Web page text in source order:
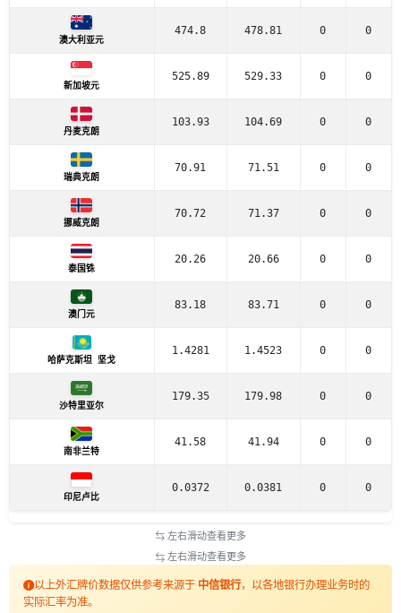
澳大利亚元
474.8 478.81 0 0
新加坡元
525.89 529.33 0 0
丹麦克朗
103.93 104.69 0 0
瑞典克朗
70.91 71.51 0 0
挪威克朗
70.72 71.37 0 0
泰国铢
20.26 20.66 0 0
澳门元
83.18 83.71 0 0
哈萨克斯坦 坚戈
1.4281 1.4523 0 0
沙特里亚尔
179.35 179.98 0 0
南非兰特
41.58 41.94 0 0
印尼卢比
0.0372 0.0381 0 0
左右滑动查看更多
左右滑动查看更多
以上外汇牌价数据仅供参考来源于 中信银行，以各地银行办理业务时的
实际汇率为准。